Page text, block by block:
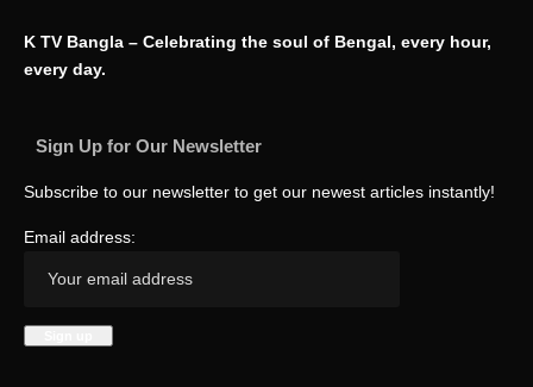
K TV Bangla – Celebrating the soul of Bengal, every hour,
every day.
Sign Up for Our Newsletter
Subscribe to our newsletter to get our newest articles instantly!
Email address: